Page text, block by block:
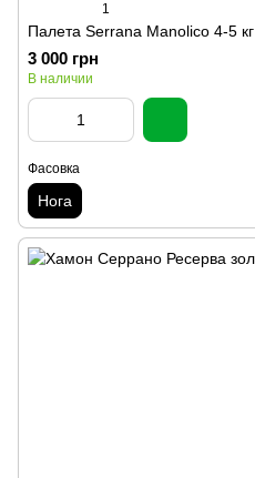
1
Палета Serrana Manolico 4-5 кг
3 000 грн
В наличии
Фасовка
Нога